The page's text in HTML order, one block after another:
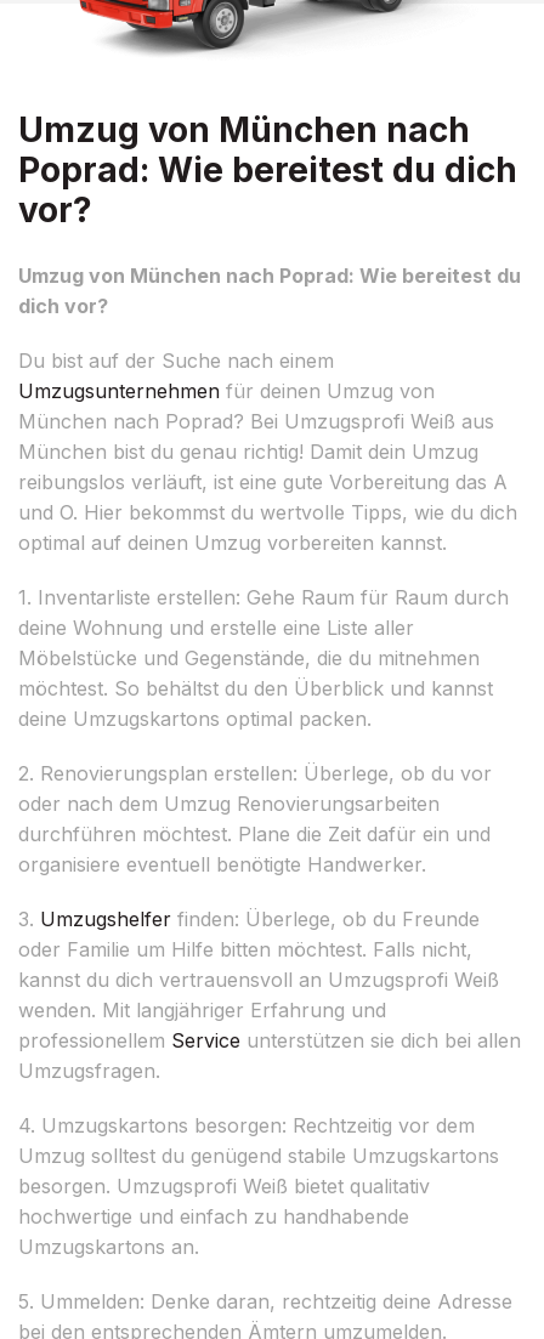
Umzug von München nach
Poprad: Wie bereitest du dich
vor?
Umzug von München nach Poprad: Wie bereitest du
dich vor?
Du bist auf der Suche nach einem
Umzugsunternehmen für deinen Umzug von
München nach Poprad? Bei Umzugsprofi Weiß aus
München bist du genau richtig! Damit dein Umzug
reibungslos verläuft, ist eine gute Vorbereitung das A
und O. Hier bekommst du wertvolle Tipps, wie du dich
optimal auf deinen Umzug vorbereiten kannst.
1. Inventarliste erstellen: Gehe Raum für Raum durch
deine Wohnung und erstelle eine Liste aller
Möbelstücke und Gegenstände, die du mitnehmen
möchtest. So behältst du den Überblick und kannst
deine Umzugskartons optimal packen.
2. Renovierungsplan erstellen: Überlege, ob du vor
oder nach dem Umzug Renovierungsarbeiten
durchführen möchtest. Plane die Zeit dafür ein und
organisiere eventuell benötigte Handwerker.
3. Umzugshelfer finden: Überlege, ob du Freunde
oder Familie um Hilfe bitten möchtest. Falls nicht,
kannst du dich vertrauensvoll an Umzugsprofi Weiß
wenden. Mit langjähriger Erfahrung und
professionellem Service unterstützen sie dich bei allen
Umzugsfragen.
4. Umzugskartons besorgen: Rechtzeitig vor dem
Umzug solltest du genügend stabile Umzugskartons
besorgen. Umzugsprofi Weiß bietet qualitativ
hochwertige und einfach zu handhabende
Umzugskartons an.
5. Ummelden: Denke daran, rechtzeitig deine Adresse
bei den entsprechenden Ämtern umzumelden.